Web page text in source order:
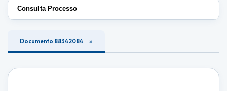
Consulta Processo
Documento 88342084